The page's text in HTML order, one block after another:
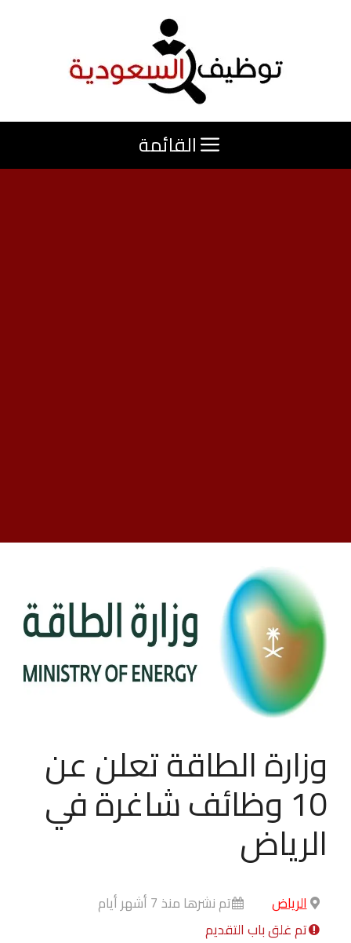
القائمة
وزارة الطاقة تعلن عن
10 وظائف شاغرة في
الرياض
الرياض
تم نشرها منذ 7 أشهر أيام
تم غلق باب التقديم